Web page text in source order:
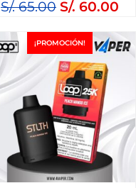
S/.65.00 S/. 60.00
¡PROMOCIÓN!